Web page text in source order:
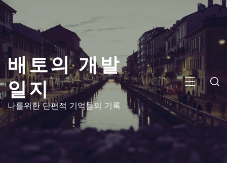
콘
츠
로
건
뛰
기
배토의 개발
일지
나를위한 단편적 기억들의 기록
주
메
뉴